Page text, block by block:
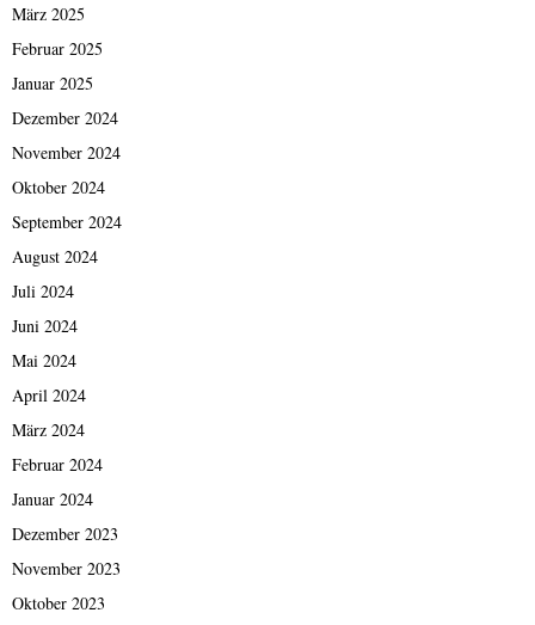
März 2025
Februar 2025
Januar 2025
Dezember 2024
November 2024
Oktober 2024
September 2024
August 2024
Juli 2024
Juni 2024
Mai 2024
April 2024
März 2024
Februar 2024
Januar 2024
Dezember 2023
November 2023
Oktober 2023